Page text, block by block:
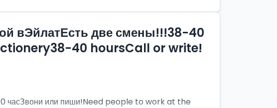
вЭйлатЕсть две смены!!!38-40
40 hoursCall or write!
часЗвони или пиши!Need people to work at the